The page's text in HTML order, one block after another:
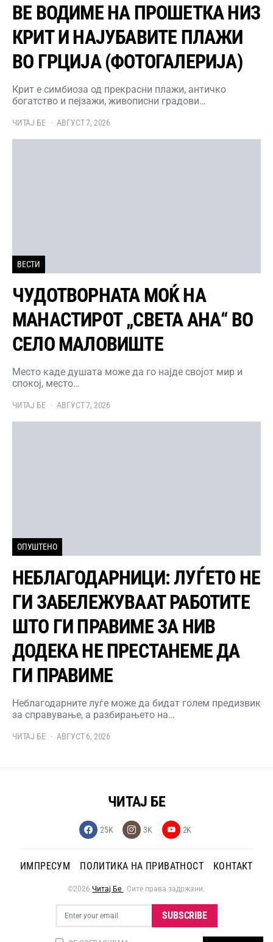
ВЕ ВОДИМЕ НА ПРОШЕТКА НИЗ
КРИТ И НАЈУБАВИТЕ ПЛАЖИ
ВО ГРЦИЈА (ФОТОГАЛЕРИЈА)
Крит е симбиоза од прекрасни плажи, античко
богатство и пејзажи, живописни градови…
ЧИТАЈ БЕ АВГУСТ 7, 2026
ВЕСТИ
ЧУДОТВОРНАТА МОЌ НА
МАНАСТИРОТ „СВЕТА АНА“ ВО
СЕЛО МАЛОВИШТЕ
Место каде душата може да го најде својот мир и
спокој, место…
ЧИТАЈ БЕ АВГУСТ 7, 2026
ОПУШТЕНО
НЕБЛАГОДАРНИЦИ: ЛУЃЕТО НЕ
ГИ ЗАБЕЛЕЖУВААТ РАБОТИТЕ
ШТО ГИ ПРАВИМЕ ЗА НИВ
ДОДЕКА НЕ ПРЕСТАНЕМЕ ДА
ГИ ПРАВИМЕ
Неблагодарните луѓе може да бидат голем предизвик
за справување, а разбирањето на…
ЧИТАЈ БЕ АВГУСТ 6, 2026
SUBSCRIBE
ЧИТАЈ БЕ
25K 3K 2K
ИМПРЕСУМ ПОЛИТИКА НА ПРИВАТНОСТ КОНТАКТ
©2026Читај Бе . Сите права задржани.